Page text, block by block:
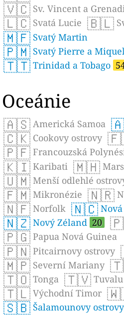
🇻🇨 Sv. Vincent a
🇱🇨 Svatá Lucie 🇧🇱
🇲🇫 Svatý Martin
🇵🇲 Svatý Pierre a
🇹🇹 Trinidad a Tobago
Oceánie
🇦🇸 Americká Samoa
🇨🇰 Cookovy ostrovy
🇵🇫 Francouzská
🇰🇮 Karibati 🇲🇭
🇺🇲 Menší odlehlé
🇫🇲 Mikronézie 🇳🇷
🇳🇫 Norfolk 🇳🇨
🇳🇿 Nový Zéland 20
🇵🇬 Papua Nová Guinea
🇵🇳 Pitcairnovy ostrovy
🇲🇵 Severní Mariany
🇹🇴 Tonga 🇹🇻 Tuvalu
🇹🇱 Východní Timor
🇸🇧 Šalamounovy ostrovy